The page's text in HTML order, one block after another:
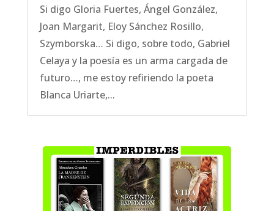
Si digo Gloria Fuertes, Ángel González,
Joan Margarit, Eloy Sánchez Rosillo,
Szymborska… Si digo, sobre todo, Gabriel
Celaya y la poesía es un arma cargada de
futuro…, me estoy refiriendo la poeta
Blanca Uriarte,...